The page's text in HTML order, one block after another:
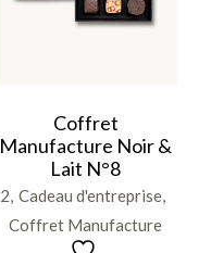
Coffret
Manufacture Noir &
Lait N°8
2 Cadeau d'entreprise
Coffret Manufacture